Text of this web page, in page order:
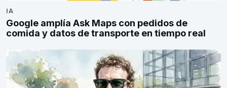
IA
Google amplía Ask Maps con pedidos de
comida y datos de transporte en tiempo real